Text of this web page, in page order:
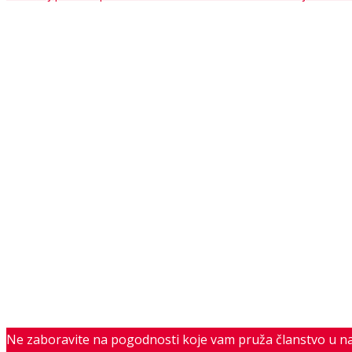
Ne zaboravite na pogodnosti koje vam pruža članstvo u